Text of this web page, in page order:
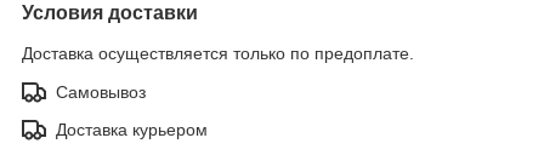
Условия доставки
Доставка осуществляется только по предоплате.
Самовывоз
Доставка курьером